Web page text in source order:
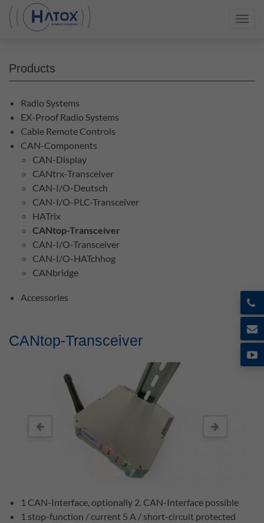
Products
Radio Systems
EX-Proof Radio Systems
Cable Remote Controls
CAN-Components
CAN-Display
CANtrx-Transceiver
CAN-I/O-Deutsch
CAN-I/O-PLC-Transceiver
HATrix
CANtop-Transceiver
CAN-I/O-Transceiver
CAN-I/O-HATchhog
CANbridge
Accessories
CANtop-Transceiver
1 CAN-Interface, optionally 2. CAN-Interface possible
1 stop-function / current 5 A / short-circuit protected